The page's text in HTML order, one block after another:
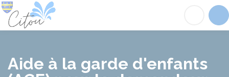
Aide à la garde d'enfants